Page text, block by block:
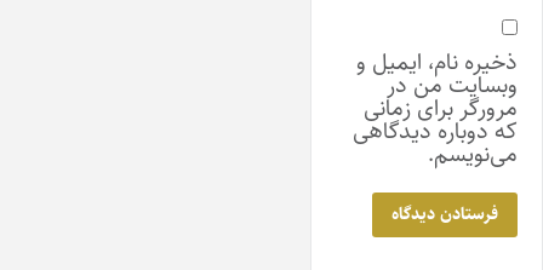
ذخیره نام، ایمیل و
وبسایت من در
مرورگر برای زمانی
که دوباره دیدگاهی
می‌نویسم.